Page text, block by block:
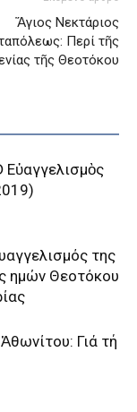
Ἅγιος Νεκτάριος
Περί τῆς
τῆς Θεοτόκου
της
ημών Θεοτόκου
Γιά τή